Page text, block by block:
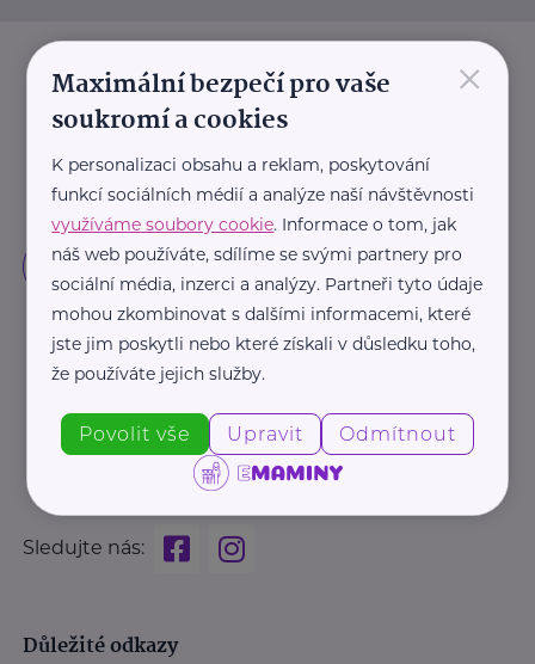
Sledujte nás:
Důležité odkazy
×
Maximální bezpečí pro vaše
soukromí a cookies
K personalizaci obsahu a reklam, poskytování
funkcí sociálních médií a analýze naší návštěvnosti
využíváme soubory cookie. Informace o tom, jak
náš web používáte, sdílíme se svými partnery pro
sociální média, inzerci a analýzy. Partneři tyto údaje
mohou zkombinovat s dalšími informacemi, které
jste jim poskytli nebo které získali v důsledku toho,
že používáte jejich služby.
Povolit vše Upravit Odmítnout